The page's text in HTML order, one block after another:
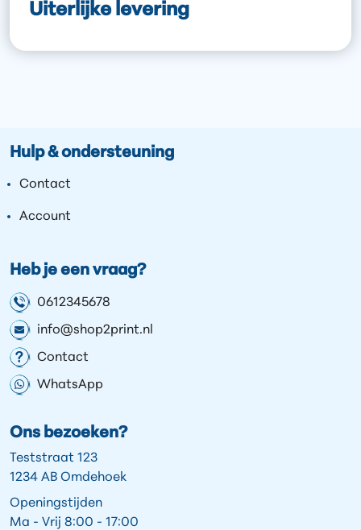
Uiterlijke levering
Hulp & ondersteuning
Contact
Account
Heb je een vraag?
0612345678
info@shop2print.nl
Contact
WhatsApp
Ons bezoeken?
Teststraat 123
1234 AB Omdehoek
Openingstijden
Ma - Vrij 8:00 - 17:00